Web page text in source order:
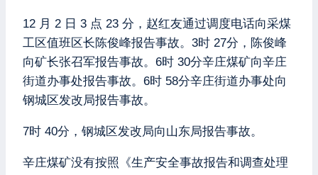
12 月 2 日 3 点 23 分，赵红友通过调度电话向采煤
工区值班区长陈俊峰报告事故。3时 27分，陈俊峰
向矿长张召军报告事故。6时 30分辛庄煤矿向辛庄
街道办事处报告事故。6时 58分辛庄街道办事处向
钢城区发改局报告事故。
7时 40分，钢城区发改局向山东局报告事故。
辛庄煤矿没有按照《生产安全事故报告和调查处理